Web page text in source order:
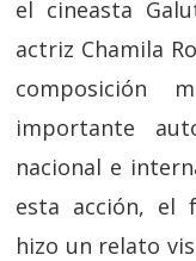
el cineasta
actriz Chamila
composición
importante
nacional e
esta acción, el
hizo un relato